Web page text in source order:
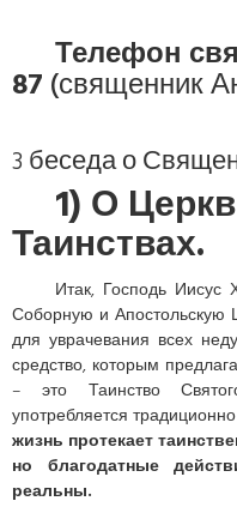
Телефон
87 (священник
3 беседа о
1) О
Таинствах.
Итак, Господь Иисус
Соборную и Апостольскую
для уврачевания всех
средство, которым
– это Таинство
употребляется
жизнь протекает
но благодатные
реальны.